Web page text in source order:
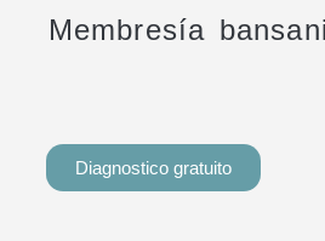
Membresía bansani
Diagnostico gratuito